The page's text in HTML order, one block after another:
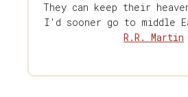
They can keep their
I'd sooner go to middle
R.R. Martin